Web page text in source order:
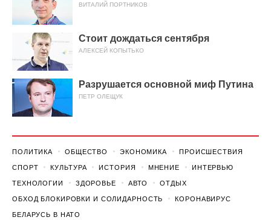
ВИТАЛИЙ ПОРТНИКОВ
Стоит дождаться сентября
АЛЕКСЕЙ КОПЫТЬКО
Разрушается основной миф Путина
ПЕТР ОЛЕЩУК
ПОЛИТИКА ОБЩЕСТВО ЭКОНОМИКА ПРОИСШЕСТВИЯ
СПОРТ КУЛЬТУРА ИСТОРИЯ МНЕНИЕ ИНТЕРВЬЮ
ТЕХНОЛОГИИ ЗДОРОВЬЕ АВТО ОТДЫХ
ОБХОД БЛОКИРОВКИ И СОЛИДАРНОСТЬ КОРОНАВИРУС
БЕЛАРУСЬ В НАТО